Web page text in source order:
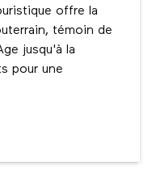
offre la
témoin de
jusqu'à la
pour une